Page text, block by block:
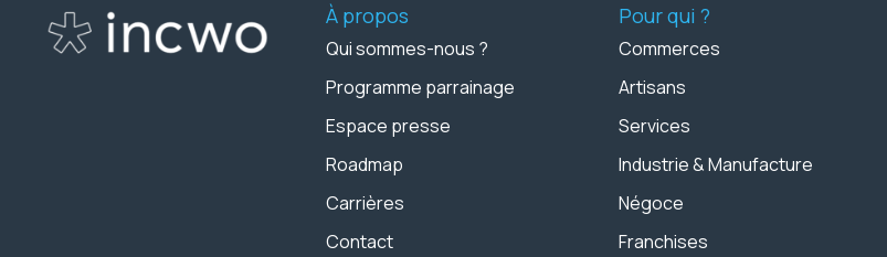
À propos
Qui sommes-nous ?
Programme parrainage
Espace presse
Roadmap
Carrières
Contact
Pour qui ?
Commerces
Artisans
Services
Industrie & Manufacture
Négoce
Franchises